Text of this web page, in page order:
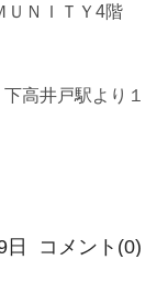
ＵＮＩＴＹ4階
高井戸駅より１
日 コメント(0)